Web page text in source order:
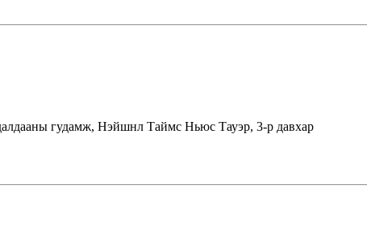
гудамж, Нэйшнл Таймс Ньюс Тауэр, 3-р давхар